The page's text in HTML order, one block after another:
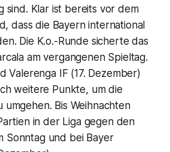
sind. Klar ist bereits vor dem
dass die Bayern international
Die K.o.-Runde sicherte das
am vergangenen Spieltag.
Valerenga IF (17. Dezember)
weitere Punkte, um die
umgehen. Bis Weihnachten
in der Liga gegen den
Sonntag und bei Bayer